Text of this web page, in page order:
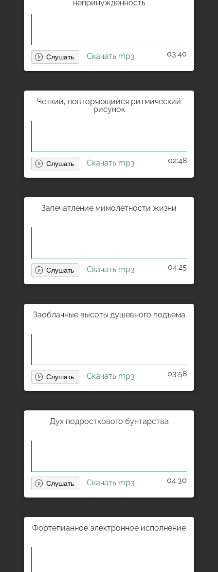
непринужденность
Скачать mp3 03:40
Четкий, повторяющийся ритмический
рисунок
Скачать mp3 02:48
Запечатление мимолетности жизни
Скачать mp3 04:25
Заоблачные высоты душевного подъема
Скачать mp3 03:58
Дух подросткового бунтарства
Скачать mp3 04:30
Фортепианное электронное исполнение